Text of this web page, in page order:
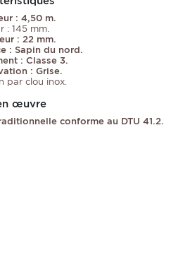
: 4,50 m.
: 145 mm.
: 22 mm.
: Sapin du nord.
: Classe 3.
: Grise.
par clou inox.
œuvre
conforme au DTU 41.2.